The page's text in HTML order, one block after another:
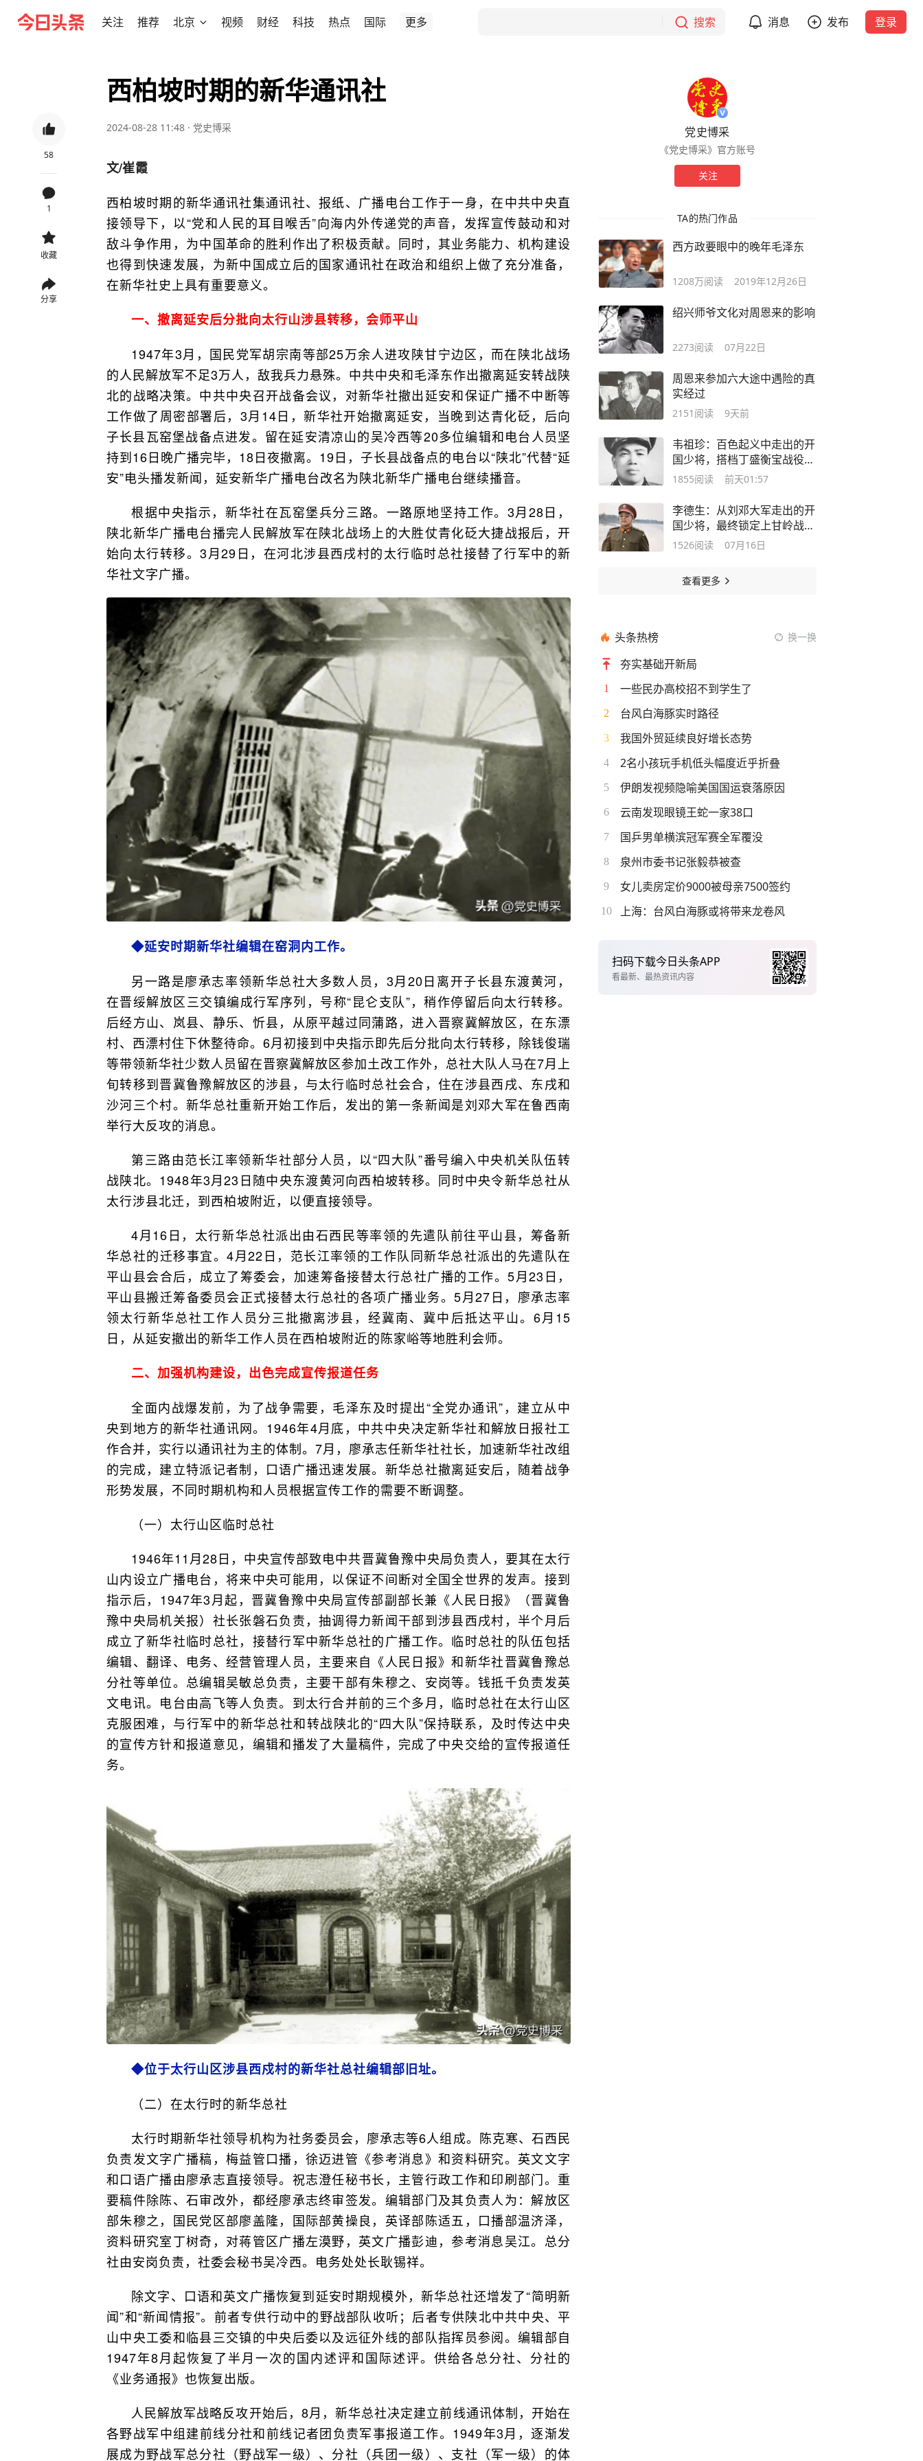
关注 推荐 北京 视频 财经 科技 热点 国际 更多 搜索 消息 发布 登录
58
1
收藏
分享
西柏坡时期的新华通讯社
2024-08-28 11:48 · 党史博采
文/崔霞
西柏坡时期的新华通讯社集通讯社、报纸、广播电台工作于一身，在中共中央直
接领导下，以“党和人民的耳目喉舌”向海内外传递党的声音，发挥宣传鼓动和对
敌斗争作用，为中国革命的胜利作出了积极贡献。同时，其业务能力、机构建设
也得到快速发展，为新中国成立后的国家通讯社在政治和组织上做了充分准备，
在新华社史上具有重要意义。
一、撤离延安后分批向太行山涉县转移，会师平山
1947年3月，国民党军胡宗南等部25万余人进攻陕甘宁边区，而在陕北战场
的人民解放军不足3万人，敌我兵力悬殊。中共中央和毛泽东作出撤离延安转战陕
北的战略决策。中共中央召开战备会议，对新华社撤出延安和保证广播不中断等
工作做了周密部署后，3月14日，新华社开始撤离延安，当晚到达青化砭，后向
子长县瓦窑堡战备点进发。留在延安清凉山的吴冷西等20多位编辑和电台人员坚
持到16日晚广播完毕，18日夜撤离。19日，子长县战备点的电台以“陕北”代替“延
安”电头播发新闻，延安新华广播电台改名为陕北新华广播电台继续播音。
根据中央指示，新华社在瓦窑堡兵分三路。一路原地坚持工作。3月28日，
陕北新华广播电台播完人民解放军在陕北战场上的大胜仗青化砭大捷战报后，开
始向太行转移。3月29日，在河北涉县西戌村的太行临时总社接替了行军中的新
华社文字广播。
◆延安时期新华社编辑在窑洞内工作。
另一路是廖承志率领新华总社大多数人员，3月20日离开子长县东渡黄河，
在晋绥解放区三交镇编成行军序列，号称“昆仑支队”，稍作停留后向太行转移。
后经方山、岚县、静乐、忻县，从原平越过同蒲路，进入晋察冀解放区，在东漂
村、西漂村住下休整待命。6月初接到中央指示即先后分批向太行转移，除钱俊瑞
等带领新华社少数人员留在晋察冀解放区参加土改工作外，总社大队人马在7月上
旬转移到晋冀鲁豫解放区的涉县，与太行临时总社会合，住在涉县西戌、东戌和
沙河三个村。新华总社重新开始工作后，发出的第一条新闻是刘邓大军在鲁西南
举行大反攻的消息。
第三路由范长江率领新华社部分人员，以“四大队”番号编入中央机关队伍转
战陕北。1948年3月23日随中央东渡黄河向西柏坡转移。同时中央令新华总社从
太行涉县北迁，到西柏坡附近，以便直接领导。
4月16日，太行新华总社派出由石西民等率领的先遣队前往平山县，筹备新
华总社的迁移事宜。4月22日，范长江率领的工作队同新华总社派出的先遣队在
平山县会合后，成立了筹委会，加速筹备接替太行总社广播的工作。5月23日，
平山县搬迁筹备委员会正式接替太行总社的各项广播业务。5月27日，廖承志率
领太行新华总社工作人员分三批撤离涉县，经冀南、冀中后抵达平山。6月15
日，从延安撤出的新华工作人员在西柏坡附近的陈家峪等地胜利会师。
二、加强机构建设，出色完成宣传报道任务
全面内战爆发前，为了战争需要，毛泽东及时提出“全党办通讯”，建立从中
央到地方的新华社通讯网。1946年4月底，中共中央决定新华社和解放日报社工
作合并，实行以通讯社为主的体制。7月，廖承志任新华社社长，加速新华社改组
的完成，建立特派记者制，口语广播迅速发展。新华总社撤离延安后，随着战争
形势发展，不同时期机构和人员根据宣传工作的需要不断调整。
（一）太行山区临时总社
1946年11月28日，中央宣传部致电中共晋冀鲁豫中央局负责人，要其在太行
山内设立广播电台，将来中央可能用，以保证不间断对全国全世界的发声。接到
指示后，1947年3月起，晋冀鲁豫中央局宣传部副部长兼《人民日报》（晋冀鲁
豫中央局机关报）社长张磐石负责，抽调得力新闻干部到涉县西戌村，半个月后
成立了新华社临时总社，接替行军中新华总社的广播工作。临时总社的队伍包括
编辑、翻译、电务、经营管理人员，主要来自《人民日报》和新华社晋冀鲁豫总
分社等单位。总编辑吴敏总负责，主要干部有朱穆之、安岗等。钱抵千负责发英
文电讯。电台由高飞等人负责。到太行合并前的三个多月，临时总社在太行山区
克服困难，与行军中的新华总社和转战陕北的“四大队”保持联系，及时传达中央
的宣传方针和报道意见，编辑和播发了大量稿件，完成了中央交给的宣传报道任
务。
◆位于太行山区涉县西戍村的新华社总社编辑部旧址。
（二）在太行时的新华总社
太行时期新华社领导机构为社务委员会，廖承志等6人组成。陈克寒、石西民
负责发文字广播稿，梅益管口播，徐迈进管《参考消息》和资料研究。英文文字
和口语广播由廖承志直接领导。祝志澄任秘书长，主管行政工作和印刷部门。重
要稿件除陈、石审改外，都经廖承志终审签发。编辑部门及其负责人为：解放区
部朱穆之，国民党区部廖盖隆，国际部黄操良，英译部陈适五，口播部温济泽，
资料研究室丁树奇，对蒋管区广播左漠野，英文广播彭迪，参考消息吴江。总分
社由安岗负责，社委会秘书吴冷西。电务处处长耿锡祥。
除文字、口语和英文广播恢复到延安时期规模外，新华总社还增发了“简明新
闻”和“新闻情报”。前者专供行动中的野战部队收听；后者专供陕北中共中央、平
山中央工委和临县三交镇的中央后委以及远征外线的部队指挥员参阅。编辑部自
1947年8月起恢复了半月一次的国内述评和国际述评。供给各总分社、分社的
《业务通报》也恢复出版。
人民解放军战略反攻开始后，8月，新华总社决定建立前线通讯体制，开始在
各野战军中组建前线分社和前线记者团负责军事报道工作。1949年3月，逐渐发
展成为野战军总分社（野战军一级）、分社（兵团一级）、支社（军一级）的体
党史博采
《党史博采》官方账号
关注
TA的热门作品
西方政要眼中的晚年毛泽东
1208万阅读 2019年12月26日
绍兴师爷文化对周恩来的影响
2273阅读 07月22日
周恩来参加六大途中遇险的真
实经过
2151 阅读 9天前
韦祖珍：百色起义中走出的开
国少将，搭档丁盛衡宝战役指
挥135师创立奇功
1855阅读 前天01:57
李德生：从刘邓大军走出的开
国少将，最终锁定上甘岭战役
胜局的前线总指挥，受到毛主
1526阅读 07月16日
查看更多
头条热榜 换一换
夯实基础开新局
1 一些民办高校招不到学生了
2 台风白海豚实时路径
3 我国外贸延续良好增长态势
4 2名小孩玩手机低头幅度近乎折叠
5 伊朗发视频隐喻美国国运衰落原因
6 云南发现眼镜王蛇一家38口
7 国乒男单横滨冠军赛全军覆没
8 泉州市委书记张毅恭被查
9 女儿卖房定价9000被母亲7500签约
10 上海：台风白海豚或将带来龙卷风
扫码下载今日头条APP
看最新、最热资讯内容